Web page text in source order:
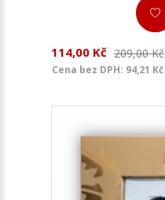
114,00 Kč 209,00 Kč
Cena bez DPH: 94,21 Kč